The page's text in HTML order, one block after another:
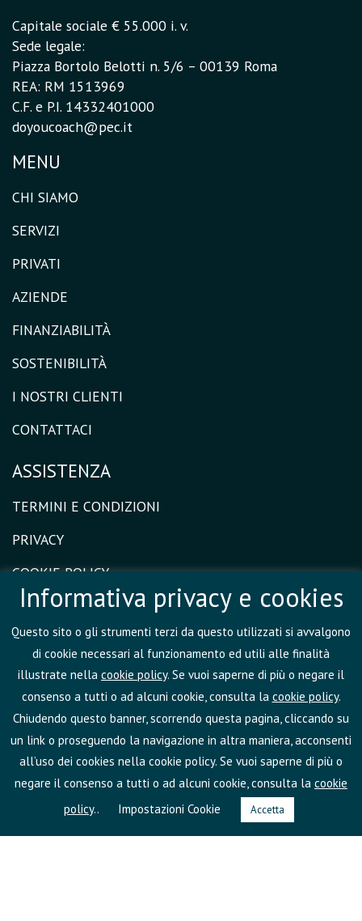
Capitale sociale € 55.000 i. v.
Sede legale:
Piazza Bortolo Belotti n. 5/6 – 00139 Roma
REA: RM 1513969
C.F. e P.I. 14332401000
doyoucoach@pec.it
MENU
CHI SIAMO
SERVIZI
PRIVATI
AZIENDE
FINANZIABILITÀ
SOSTENIBILITÀ
I NOSTRI CLIENTI
CONTATTACI
ASSISTENZA
TERMINI E CONDIZIONI
PRIVACY
COOKIE POLICY
ESERCIZIO DEI DIRITTI
CERTIFICAZIONI E POLICY INTERNE
FAQ
DIVENTA UN COACH PARTNER
Informativa privacy e cookies
Questo sito o gli strumenti terzi da questo utilizzati si avvalgono
di cookie necessari al funzionamento ed utili alle finalità
illustrate nella cookie policy. Se vuoi saperne di più o negare il
consenso a tutti o ad alcuni cookie, consulta la cookie policy.
Chiudendo questo banner, scorrendo questa pagina, cliccando su
un link o proseguendo la navigazione in altra maniera, acconsenti
all’uso dei cookies nella cookie policy. Se vuoi saperne di più o
negare il consenso a tutti o ad alcuni cookie, consulta la cookie
policy.. Impostazioni Cookie Accetta